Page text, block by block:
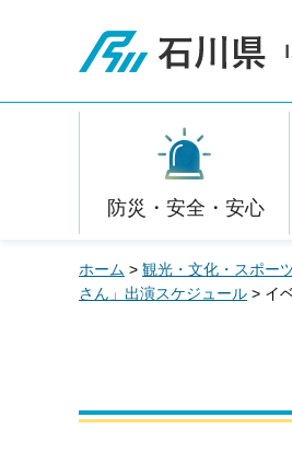
石川県
防災・安全・安心
ホーム > 観光・文化・スポー
さん」出演スケジュール > イ